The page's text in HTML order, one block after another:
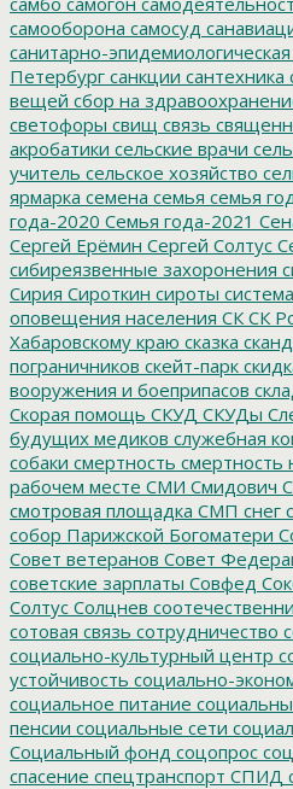
самооборона самосуд
санитарно-
Петербург санкции сантехника
вещей сбор на
светофоры свищ связь
акробатики сельские врачи
учитель сельское хозяйство
ярмарка семена семья семья
года-2020 Семья года-2021
Сергей Ерёмин Сергей Солтус
сибиреязвенные захоронения
Сирия Сироткин сироты
оповещения населения СК СК
Хабаровскому краю сказка
пограничников скейт-парк
вооружения и боеприпасов
Скорая помощь СКУД СКУДы
будущих медиков служебная
собаки смертность смертность
рабочем месте СМИ Смидович
смотровая площадка СМП снег
собор Парижской Богоматери
Совет ветеранов Совет
советские зарплаты Совфед
Солтус Солцнев
сотовая связь сотрудничество
социально-культурный центр
устойчивость социально-
социальное питание
пенсии социальные сети
Социальный фонд соцопрос
спасение спецтранспорт СПИД